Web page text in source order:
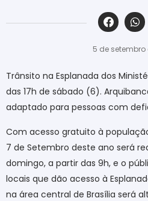
5 de setembro
Trânsito na Esplanada dos
das 17h de sábado (6).
adaptado para pessoas com
Com acesso gratuito à
7 de Setembro deste ano será
domingo, a partir das 9h, e o
locais que dão acesso à
na área central de Brasília será